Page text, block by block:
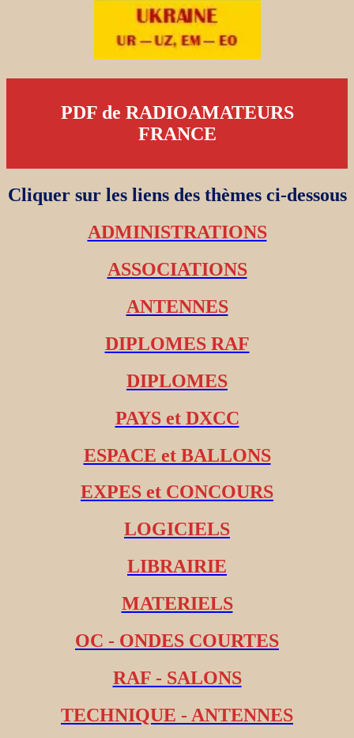
PDF de RADIOAMATEURS
FRANCE
Cliquer sur les liens des thèmes ci-dessous
ADMINISTRATIONS
ASSOCIATIONS
ANTENNES
DIPLOMES RAF
DIPLOMES
PAYS et DXCC
ESPACE et BALLONS
EXPES et CONCOURS
LOGICIELS
LIBRAIRIE
MATERIELS
OC - ONDES COURTES
RAF - SALONS
TECHNIQUE - ANTENNES